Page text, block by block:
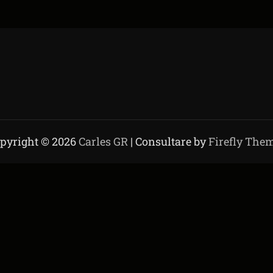
© 2026Carles GR| Consultare byFirefly